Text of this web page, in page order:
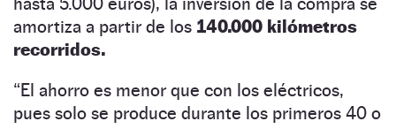
amortiza a partir de los 140.000 kilómetros
recorridos.
“El ahorro es menor que con los eléctricos,
pues solo se produce durante los primeros 40 o